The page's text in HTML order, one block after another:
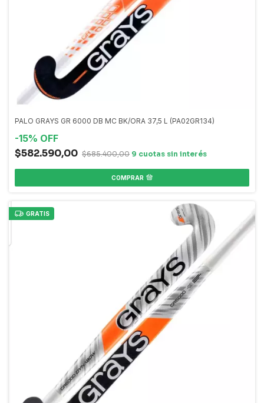
PALO GRAYS GR 6000 DB MC BK/ORA 37,5 L (PA02GR134)
-15% OFF
$582.590,00 $685.400,00
COMPRAR
GRATIS